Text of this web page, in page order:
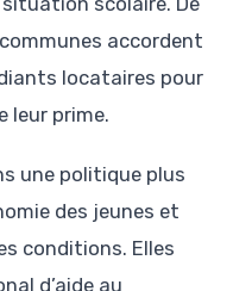
accordent
locataires pour
leur prime.
une politique plus
des jeunes et
conditions. Elles
d’aide au